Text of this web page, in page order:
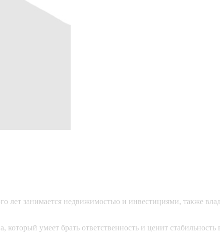
занимается недвижимостью и инвестициями, также
умеет брать ответственность и ценит стабильность